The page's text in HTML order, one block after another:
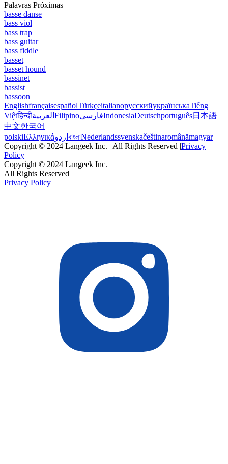
Palavras Próximas
basse danse
bass viol
bass trap
bass guitar
bass fiddle
basset
basset hound
bassinet
bassist
bassoon
EnglishfrançaisespañolTürkçeitalianoрусскийукраїнськаTiếng
Việtहिन्दीالعربية FilipinoفارسیIndonesiaDeutschportuguês日本語
中文한국어
polskiΕλληνικάاردو বাংলাNederlandssvenskačeštinaromânămagyar
Copyright © 2024 Langeek Inc. | All Rights Reserved |Privacy
Policy
Copyright © 2024 Langeek Inc.
All Rights Reserved
Privacy Policy